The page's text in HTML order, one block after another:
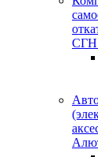
СГН